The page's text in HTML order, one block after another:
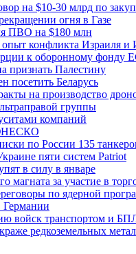
на $10-30 млрд по
огня в Газе
ПВО на $180 млн
конфликта Израиля и
к оборонному фонду
Палестину
посетить Беларусь
на производство
группы
компаний
по России 135
пяти систем Patriot
в силу в январе
магната за участие в
по ядерной
Германии
войск транспортом и
редкоземельных